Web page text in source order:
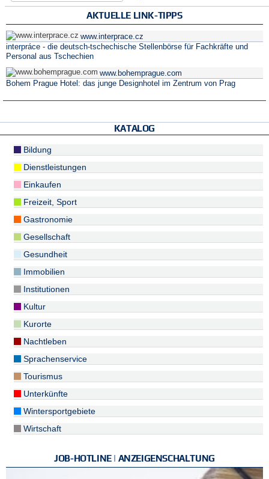
AKTUELLE LINK-TIPPS
www.interprace.cz
interpráce - die deutsch-tschechische Stellenbörse für Fachkräfte und
Personal aus Tschechien
www.bohemprague.com
Bohem Prague Hotel: das junge Designhotel im Zentrum von Prag
KATALOG
Bildung
Dienstleistungen
Einkaufen
Freizeit, Sport
Gastronomie
Gesellschaft
Gesundheit
Immobilien
Institutionen
Kultur
Kurorte
Nachtleben
Sprachenservice
Tourismus
Unterkünfte
Wintersportgebiete
Wirtschaft
JOB-HOTLINE | ANZEIGENSCHALTUNG